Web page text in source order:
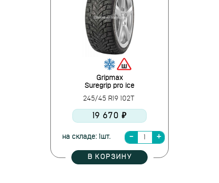
Gripmax
Suregrip pro ice
245/45 R19 102T
19 670 ₽
на складе: 1шт.
В КОРЗИНУ